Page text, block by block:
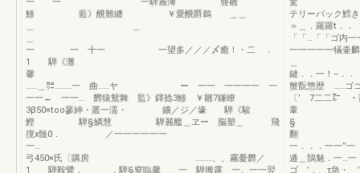
一 一 一騨麗簿 聾雛
鯵 藍》醗難纏 ￥愛醗爵鵜 ＿＿
一 一 十一 一望多／／／〆癒！・二 ．
1 騨《灘
馨
……＿㌍………一 曲……ヤ ー 一一 一一一一 一
一一← 一一… 欝猿鴛舞 監》鐸捻3鯵 ￥雛7鎌瞭
3β50×too蓼紳・叢一濡・ 鑛／ジ／壕 騨《駿
鰹 騨§鱗慧 騨麗艦＿ヱー 脳塑＿ 飛
撹x髄0． ／一一一一一一
弓450×氏〔購房 ………、、霧憂欝／
1 騨鞍鷺． ．騨§窒臨馨＿＿一 騨搬露＿一。一一翌
驚 雛
テリーパック鱈
＝＿．羅羅t．．
「「…「「ゴ内
一一一一
鍵．．一！−．
蟹翫惣歴 ……ゴ
〔’ 7二二㌃ ・
葦
§ ￥
翻 K轟飛
一．．．一
逓＿鵠魅．一
ゴ ’．